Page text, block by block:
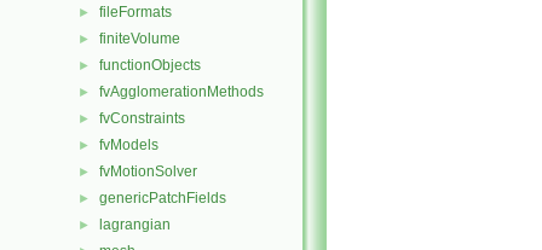
► fileFormats
► finiteVolume
► functionObjects
► fvAgglomerationMethods
► fvConstraints
► fvModels
► fvMotionSolver
► genericPatchFields
► lagrangian